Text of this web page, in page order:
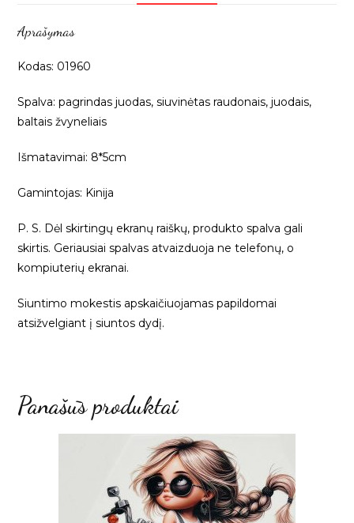
1vnt
Aprašymas
Kodas: 01960
Spalva: pagrindas juodas, siuvinėtas raudonais, juodais,
baltais žvyneliais
Išmatavimai: 8*5cm
Gamintojas: Kinija
P. S. Dėl skirtingų ekranų raiškų, produkto spalva gali
skirtis. Geriausiai spalvas atvaizduoja ne telefonų, o
kompiuterių ekranai.
Siuntimo mokestis apskaičiuojamas papildomai
atsižvelgiant į siuntos dydį.
Panašūs produktai